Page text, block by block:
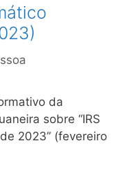
da
sobre “IRS
2023” (fevereiro